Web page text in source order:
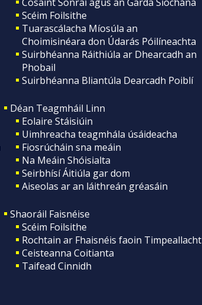
Scéim Foilsithe
Tuarascálacha Míosúla an
Choimisinéara don Údarás Póilíneachta
Suirbhéanna Ráithiúla ar Dhearcadh an
Phobail
Suirbhéanna Bliantúla Dearcadh Poiblí
Déan Teagmháil Linn
Eolaire Stáisiúin
Uimhreacha teagmhála úsáideacha
Fiosrúcháin sna meáin
Na Meáin Shóisialta
Seirbhísí Áitiúla gar dom
Aiseolas ar an láithreán gréasáin
Shaoráil Faisnéise
Scéim Foilsithe
Rochtain ar Fhaisnéis faoin Timpeallacht
Ceisteanna Coitianta
Taifead Cinnidh